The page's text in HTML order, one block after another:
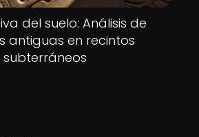
del suelo: Análisis de
antiguas en recintos
subterráneos